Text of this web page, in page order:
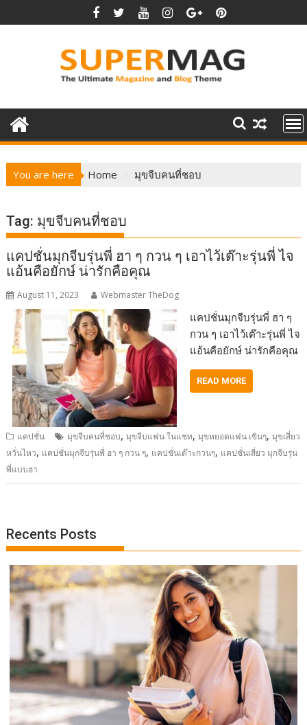
to
You are here Home มุขจีบคนที่ชอบ
Tag: มุขจีบคนที่ชอบ
แคปชั่นมุกจีบรุ่นพี่ ฮา ๆ กวน ๆ เอาไว้เต๊าะรุ่นพี่ ไจ
แอ้นคือยักษ์ น่ารักคือคุณ
August 11, 2023 Webmaster TheDog
แคปชั่นมุกจีบรุ่นพี่ ฮา ๆ
กวน ๆ เอาไว้เต๊าะรุ่นพี่ ไจ
แอ้นคือยักษ์ น่ารักคือคุณ
READ MORE
แคปชั่น มุขจีบคนที่ชอบ,มุขจีบแฟน ในแชท,มุขหยอดแฟน เขินๆ,มุขเสี่ยว
หวั่นไหว, แคปชั่นมุกจีบรุ่นพี่ ฮา ๆ กวน ๆ, แคปชั่นเต๊าะกวนๆ, แคปชั่นเสี่ยว มุกจีบรุ่น
พี่แบบฮา
Recents Posts